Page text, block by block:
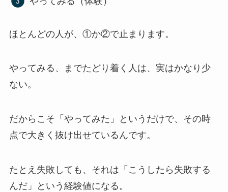
ほとんどの人が、①か②で止まります。
やってみる、までたどり着く人は、実はかなり少
ない。
だからこそ「やってみた」というだけで、その時
点で大きく抜け出せているんです。
たとえ失敗しても、それは「こうしたら失敗する
んだ」という経験値になる。